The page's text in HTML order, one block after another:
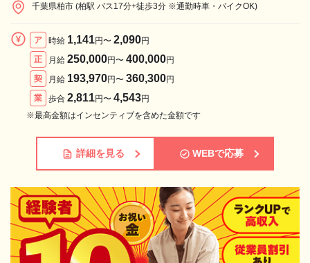
千葉県柏市 (柏駅 バス17分+徒歩3分 ※通勤時車・バイクOK)
ア 時給 1,141円〜 2,090円
正
月給 250,000円〜 400,000円
契
月給 193,970円〜 360,300円
業
歩合 2,811円〜 4,543円
※最高金額はインセンティブを含めた金額です
詳細を見る WEBで応募